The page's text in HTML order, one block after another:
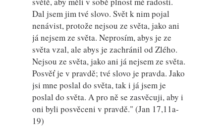
Dal jsem jim tvé slovo. Svět k nim pojal
nenávist, protože nejsou ze světa, jako ani
já nejsem ze světa. Neprosím, abys je ze
světa vzal, ale abys je zachránil od Zlého.
Nejsou ze světa, jako ani já nejsem ze světa.
Posvěť je v pravdě; tvé slovo je pravda. Jako
jsi mne poslal do světa, tak i já jsem je
poslal do světa. A pro ně se zasvěcuji, aby i
oni byli posvěceni v pravdě." (Jan 17,11a-
19)